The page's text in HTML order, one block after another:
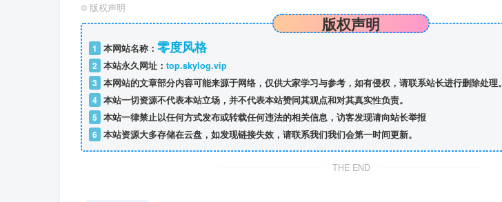
© 版权声明
版权声明
1 本网站名称： 零度风格
2 本站永久网址： top.skylog.vip
3 本网站的文章部分内容可能来源于网络，仅供大家学习与参考，如有侵权，请联系站长进行删除处理。
4 本站一切资源不代表本站立场，并不代表本站赞同其观点和对其真实性负责。
5 本站一律禁止以任何方式发布或转载任何违法的相关信息，访客发现请向站长举报
6 本站资源大多存储在云盘，如发现链接失效，请联系我们我们会第一时间更新。
THE END